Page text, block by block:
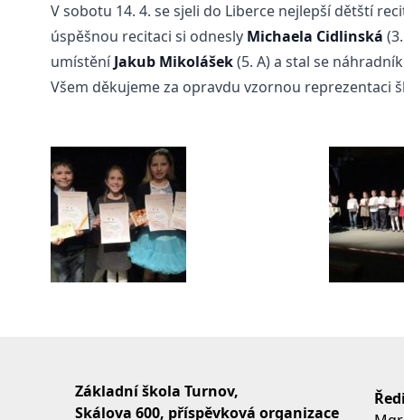
V sobotu 14. 4. se sjeli do Liberce nejlepší dětští
úspěšnou recitaci si odnesly Michaela Cidlinská
umístěníJakub Mikolášek(5. A) a stal se
Všem děkujeme za opravdu vzornou reprezentaci
Základní škola Turnov,
Skálova 600, příspěvková organizace